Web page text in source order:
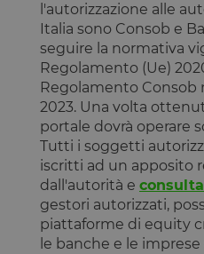
l'autorizzazione alle
Italia sono Consob e
seguire la normativa
Regolamento (Ue)
Regolamento Consob
2023. Una volta
portale dovrà operare
Tutti i soggetti
iscritti ad un apposito
dall'autorità e
gestori autorizzati,
piattaforme di equity
le banche e le